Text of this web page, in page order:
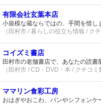
有限会社玄葉本店
小規模な蔵ならではの、手間を惜し
（田村市 / 暮らしの役立ち情報 / ク
コイズミ書店
田村市の老舗書店で、あなたの読書
（田村市 / CD・DVD・本 / クチコミ
ママリン食彩工房
おはぎやおこわ、パンやシフォン